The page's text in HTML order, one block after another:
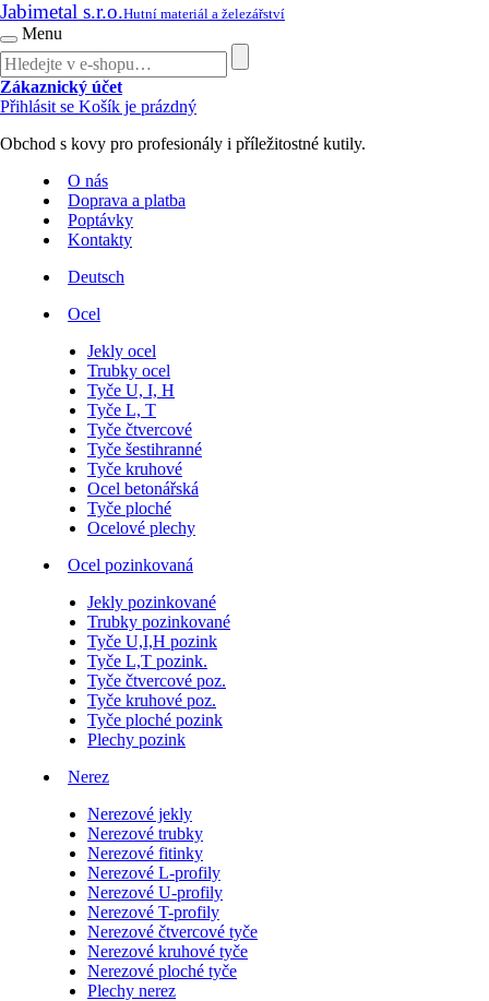
Jabimetal s.r.o.Hutní materiál a železářství
Menu
Zákaznický účet
Přihlásit se Košík je prázdný
Obchod s kovy pro profesionály i příležitostné kutily.
O nás
Doprava a platba
Poptávky
Kontakty
Deutsch
Ocel
Jekly ocel
Trubky ocel
Tyče U, I, H
Tyče L, T
Tyče čtvercové
Tyče šestihranné
Tyče kruhové
Ocel betonářská
Tyče ploché
Ocelové plechy
Ocel pozinkovaná
Jekly pozinkované
Trubky pozinkované
Tyče U,I,H pozink
Tyče L,T pozink.
Tyče čtvercové poz.
Tyče kruhové poz.
Tyče ploché pozink
Plechy pozink
Nerez
Nerezové jekly
Nerezové trubky
Nerezové fitinky
Nerezové L-profily
Nerezové U-profily
Nerezové T-profily
Nerezové čtvercové tyče
Nerezové kruhové tyče
Nerezové ploché tyče
Plechy nerez